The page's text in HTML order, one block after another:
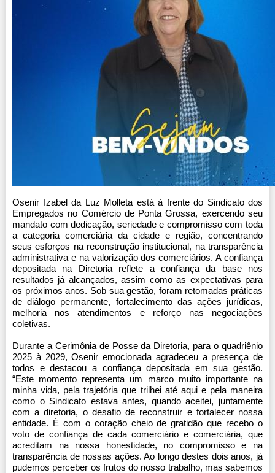
Osenir Izabel da Luz Molleta está à frente do Sindicato dos
Empregados no Comércio de Ponta Grossa, exercendo seu
mandato com dedicação, seriedade e compromisso com toda
a categoria comerciária da cidade e região, concentrando
seus esforços na reconstrução institucional, na transparência
administrativa e na valorização dos comerciários. A confiança
depositada na Diretoria reflete a confiança da base nos
resultados já alcançados, assim como as expectativas para
os próximos anos. Sob sua gestão, foram retomadas práticas
de diálogo permanente, fortalecimento das ações jurídicas,
melhoria nos atendimentos e reforço nas negociações
coletivas.
Durante a Cerimônia de Posse da Diretoria, para o quadriênio
2025 à 2029, Osenir emocionada agradeceu a presença de
todos e destacou a confiança depositada em sua gestão.
“Este momento representa um marco muito importante na
minha vida, pela trajetória que trilhei até aqui e pela maneira
como o Sindicato estava antes, quando aceitei, juntamente
com a diretoria, o desafio de reconstruir e fortalecer nossa
entidade. É com o coração cheio de gratidão que recebo o
voto de confiança de cada comerciário e comerciária, que
acreditam na nossa honestidade, no compromisso e na
transparência de nossas ações. Ao longo destes dois anos, já
pudemos perceber os frutos do nosso trabalho, mas sabemos